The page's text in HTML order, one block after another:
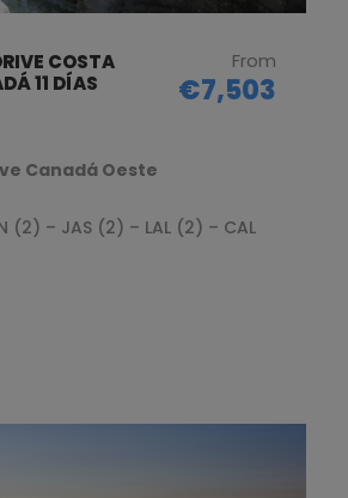
COSTA
11 DÍAS
From
€7,503
Canadá Oeste
(2) – JAS (2) – LAL (2) – CAL